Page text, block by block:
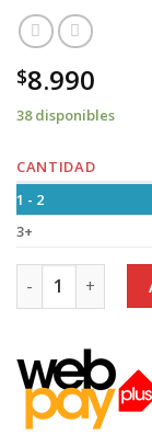
$8.990
38 disponibles
CANTIDAD
1 - 2
3+
Lámpara Solar